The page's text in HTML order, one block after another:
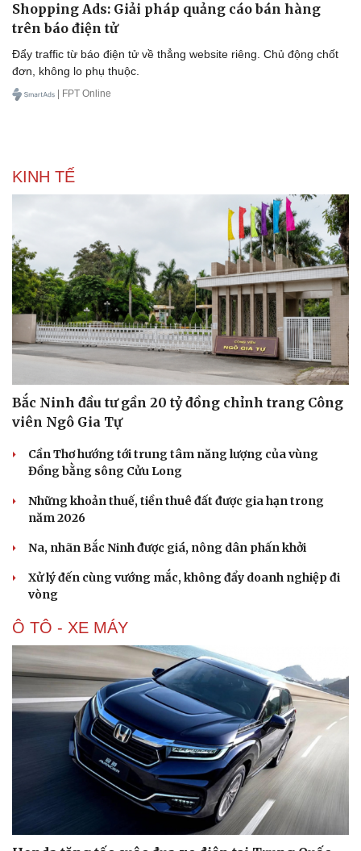
Văn hóa
Sân khấu - Điện ảnh
Văn học
Âm nhạc
Di sản
Nghệ sĩ
Thời trang
Shopping Ads: Giải pháp quảng cáo bán hàng
trên báo điện tử
Đẩy traffic từ báo điện tử về thẳng website riêng. Chủ động chốt
đơn, không lo phụ thuộc.
| FPT Online
KINH TẾ
Bắc Ninh đầu tư gần 20 tỷ đồng chỉnh trang Công
viên Ngô Gia Tự
Cần Thơ hướng tới trung tâm năng lượng của vùng
Đồng bằng sông Cửu Long
Những khoản thuế, tiền thuê đất được gia hạn trong
năm 2026
Na, nhãn Bắc Ninh được giá, nông dân phấn khởi
Xử lý đến cùng vướng mắc, không đẩy doanh nghiệp đi
vòng
Ô TÔ - XE MÁY